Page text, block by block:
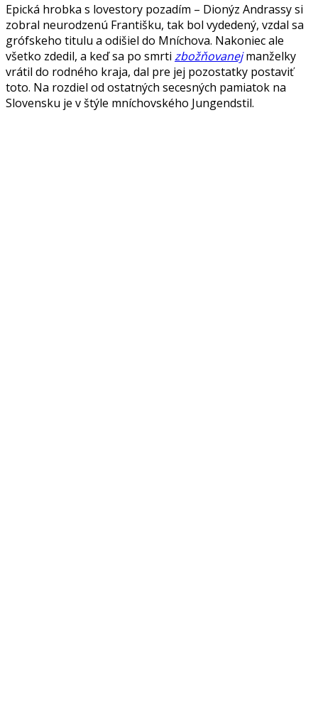
Epická hrobka s lovestory pozadím – Dionýz Andrassy si
zobral neurodzenú Františku, tak bol vydedený, vzdal sa
grófskeho titulu a odišiel do Mníchova. Nakoniec ale
všetko zdedil, a keď sa po smrti zbožňovanejmanželky
vrátil do rodného kraja, dal pre jej pozostatky postaviť
toto. Na rozdiel od ostatných secesných pamiatok na
Slovensku je v štýle mníchovského Jungendstil.